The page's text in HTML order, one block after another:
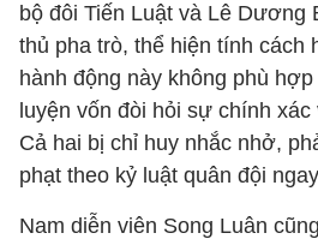
bộ đôi Tiến Luật và Lê Dương
thủ pha trò, thể hiện tính cách
hành động này không phù
luyện vốn đòi hỏi sự chính
Cả hai bị chỉ huy nhắc nhở,
phạt theo kỷ luật quân đội
Nam diễn viên Song Luân